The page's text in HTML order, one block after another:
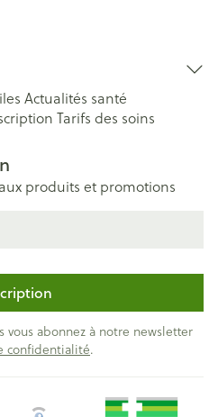
Actualités santé
Tarifs des soins
produits et promotions
vous abonnez à notre newsletter
confidentialité.